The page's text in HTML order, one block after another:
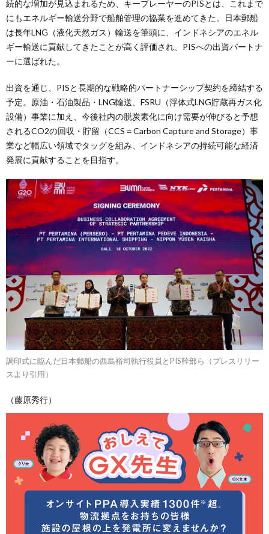
続的な増加が見込まれるため、キープレーヤーのPISとは、これまで
にもエネルギー輸送分野で船舶管理の協業を進めてきた。日本郵船
は長年LNG（液化天然ガス）輸送を筆頭に、インドネシアのエネル
ギー輸送に貢献してきたことが高く評価され、PISへの出資パートナ
ーに選ばれた。
出資を通じ、PISと長期的な戦略的パートナーシップ契約を締結する
予定。原油・石油製品・LNG輸送、FSRU（浮体式LNG貯蔵再ガス化
設備）事業に加え、今後社内の脱炭素化に向け需要が伸びると予想
されるCO2の回収・貯留（CCS＝Carbon Capture and Storage）事
業など幅広い領域でタッグを組み、インドネシアの持続可能な経済
発展に貢献することを目指す。
調印式に臨んだ日本郵船の西島裕司執行役員とPIS幹部ら（プレスリリー
スより引用）
（藤原秀行）